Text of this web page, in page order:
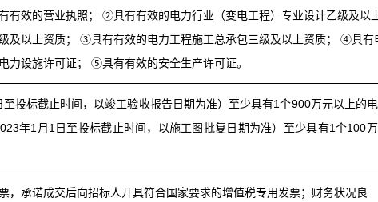
有效的营业执照； ②具有有效的电力行业（变电工程）专业设计乙级及以
及以上资质； ③具有有效的电力工程施工总承包三级及以上资质； ④具有
力设施许可证； ⑤具有有效的安全生产许可证。
投标截止时间，以竣工验收报告日期为准）至少具有1个900万元以上的
年1月1日至投标截止时间，以施工图批复日期为准）至少具有1个100
，承诺成交后向招标人开具符合国家要求的增值税专用发票；财务状况良